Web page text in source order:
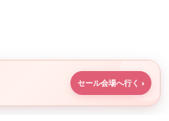
セール会場へ行く ›